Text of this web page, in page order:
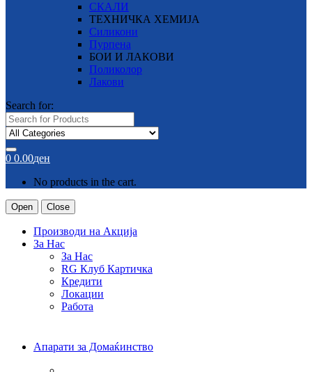
СКАЛИ
ТЕХНИЧКА ХЕМИЈА
Силикони
Пурпена
БОИ И ЛАКОВИ
Поликолор
Лакови
Search for:
0 0.00ден
No products in the cart.
Open Close
Производи на Акција
За Нас
За Нас
RG Клуб Картичка
Кредити
Локации
Работа
Апарати за Домаќинство